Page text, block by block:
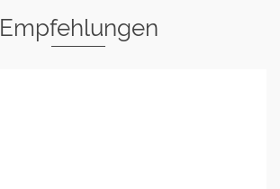
Empfehlungen